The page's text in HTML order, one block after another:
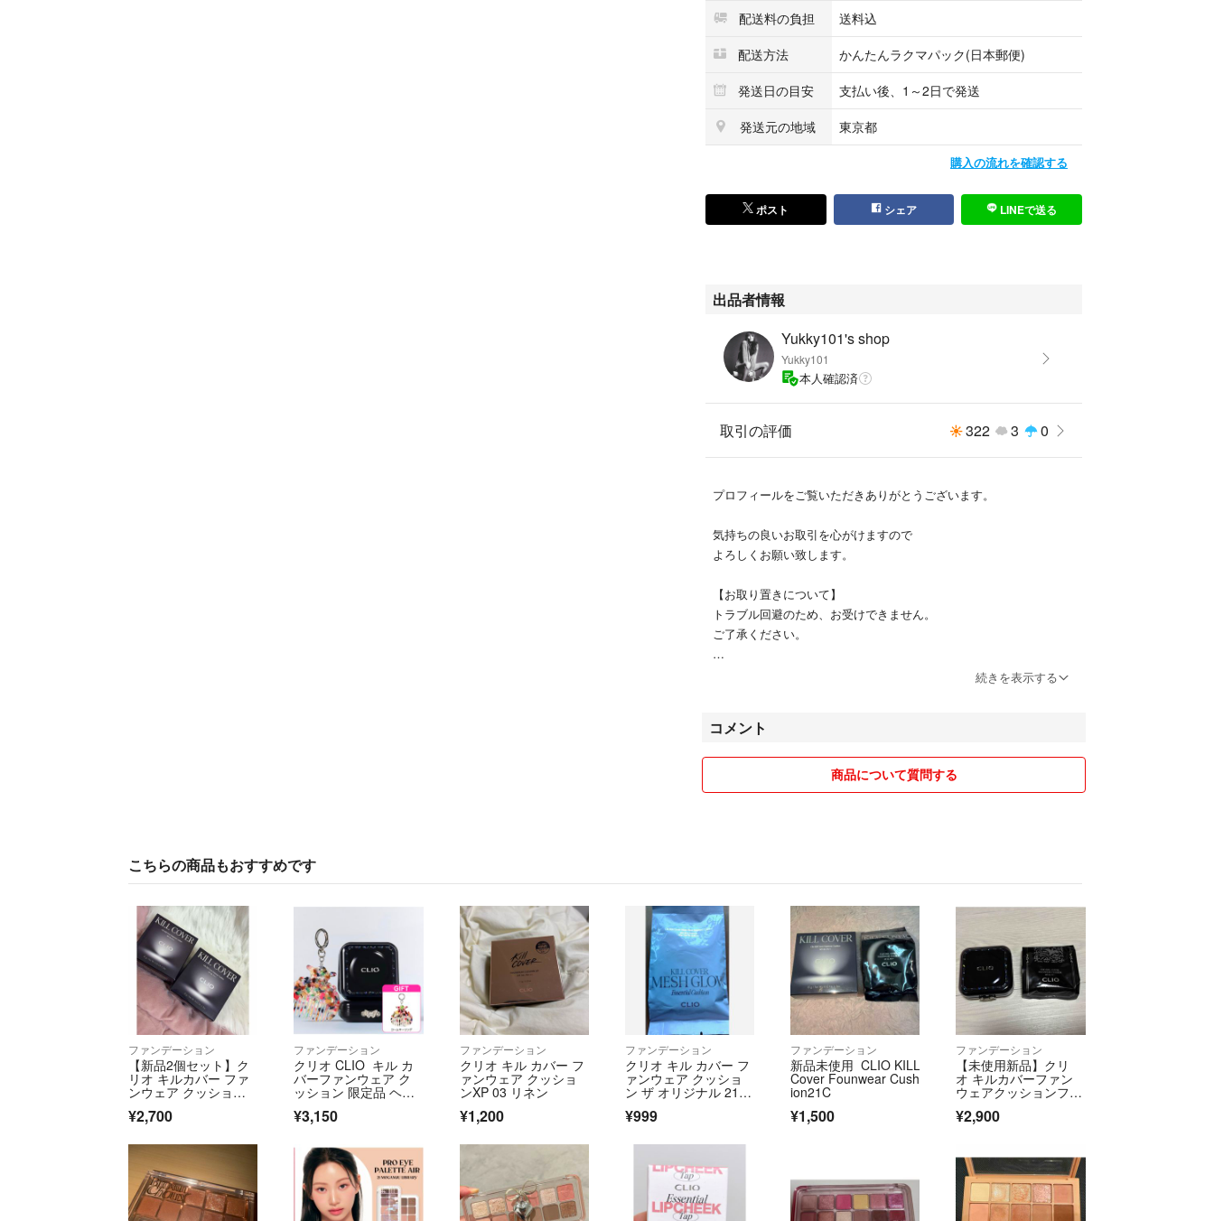
配送料の負担
送料込
配送方法
かんたんラクマパック(日本郵便)
発送日の目安
支払い後、1～2日で発送
発送元の地域
東京都
購入の流れを確認する
ポスト シェア LINEで送る
出品者情報
Yukky101's shop
Yukky101
本人確認済
取引の評価 322 3 0
プロフィールをご覧いただきありがとうございます。
気持ちの良いお取引を心がけますので
よろしくお願い致します。
【お取り置きについて】
トラブル回避のため、お受けできません。
ご了承ください。
まとめ買いに関しても多少の割引を
させていただきますので、お声がけください。
【タバコ、動物について】
できる限り毛の付かないよう配慮しております。
ですが、アレルギーの方はお気を付けください。
よろしくお願いいたします。
続きを表示する
コメント
商品について質問する
こちらの商品もおすすめです
ファンデーション
【新品2個セット】ク
リオ キルカバー ファ
ンウェア クッション 2
¥2,700
ファンデーション
クリオ CLIO キル カ
バーファンウェア ク
ッション 限定品 ヘア
¥3,150
ファンデーション
クリオ キル カバー フ
ァンウェア クッショ
ンXP 03 リネン
¥1,200
ファンデーション
クリオ キル カバー フ
ァンウェア クッショ
ン ザ オリジナル 21
¥999
ファンデーション
新品未使用 CLIO KILL
Cover Founwear Cush
ion21C
¥1,500
ファンデーション
【未使用新品】クリ
オ キルカバーファン
ウェアクッションファ
¥2,900